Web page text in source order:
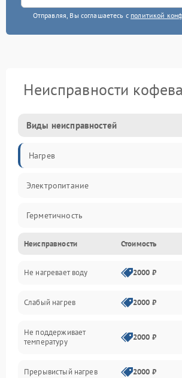
Отправляя, Вы соглашаетесь с политикой
Неисправности
Виды неисправностей
Нагрев
Электропитание
Герметичность
Неисправности Стоимость
Не нагревает воду 2000 ₽
Слабый нагрев 2000 ₽
Не поддерживает
температуру
2000 ₽
Прерывистый нагрев 2000 ₽